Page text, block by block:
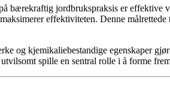
bærekraftig jordbrukspraksis er effektive
effektiviteten. Denne
og kjemikaliebestandige egenskaper
spille en sentral rolle i å forme